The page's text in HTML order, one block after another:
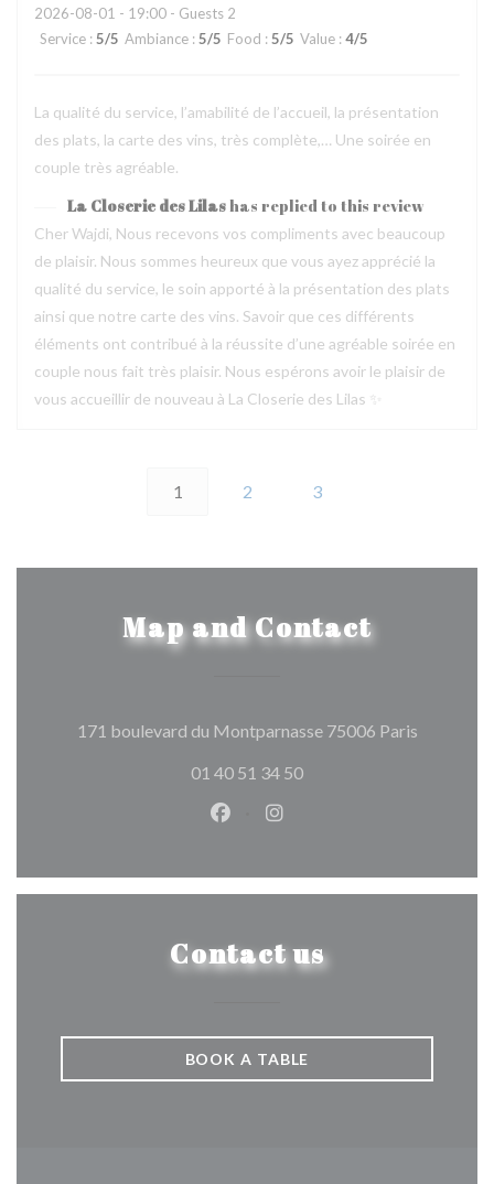
2026-08-01 - 19:00 - Guests 2
Service : 5/5 Ambiance : 5/5 Food : 5/5 Value : 4/5
La qualité du service, l’amabilité de l’accueil, la présentation
des plats, la carte des vins, très complète,… Une soirée en
couple très agréable.
La Closerie des Lilashas replied to this review
Cher Wajdi, Nous recevons vos compliments avec beaucoup
de plaisir. Nous sommes heureux que vous ayez apprécié la
qualité du service, le soin apporté à la présentation des plats
ainsi que notre carte des vins. Savoir que ces différents
éléments ont contribué à la réussite d’une agréable soirée en
couple nous fait très plaisir. Nous espérons avoir le plaisir de
vous accueillir de nouveau à La Closerie des Lilas ✨
1 2 3
Map and Contact
171 boulevard du Montparnasse 75006 Paris((opens
01 40 51 34 50
Facebook ((opens in a new
Instagram ((opens in a
Contact us
BOOK A TABLE